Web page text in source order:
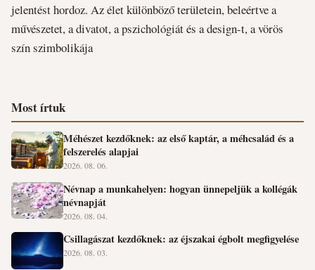
jelentést hordoz. Az élet különböző területein, beleértve a
művészetet, a divatot, a pszichológiát és a design-t, a vörös
szín szimbolikája
Most írtuk
Méhészet kezdőknek: az első kaptár, a méhcsalád és a
felszerelés alapjai
2026. 08. 06.
Névnap a munkahelyen: hogyan ünnepeljük a kollégák
névnapját
2026. 08. 04.
Csillagászat kezdőknek: az éjszakai égbolt megfigyelése
2026. 08. 03.